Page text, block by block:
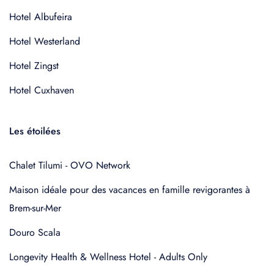
Hotel Albufeira
Hotel Westerland
Hotel Zingst
Hotel Cuxhaven
Les étoilées
Chalet Tilumi - OVO Network
Maison idéale pour des vacances en famille revigorantes à
Brem-sur-Mer
Douro Scala
Longevity Health & Wellness Hotel - Adults Only